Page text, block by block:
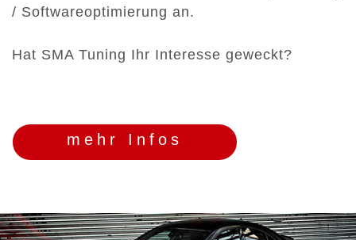
/ Softwareoptimierung an.
Hat SMA Tuning Ihr Interesse geweckt?
mehr Infos